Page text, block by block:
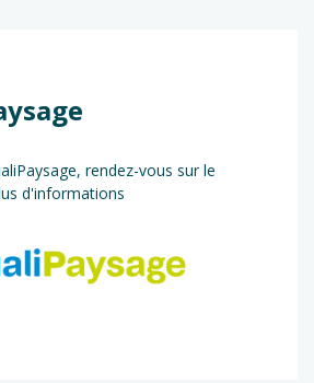
rendez-vous sur le
d'informations